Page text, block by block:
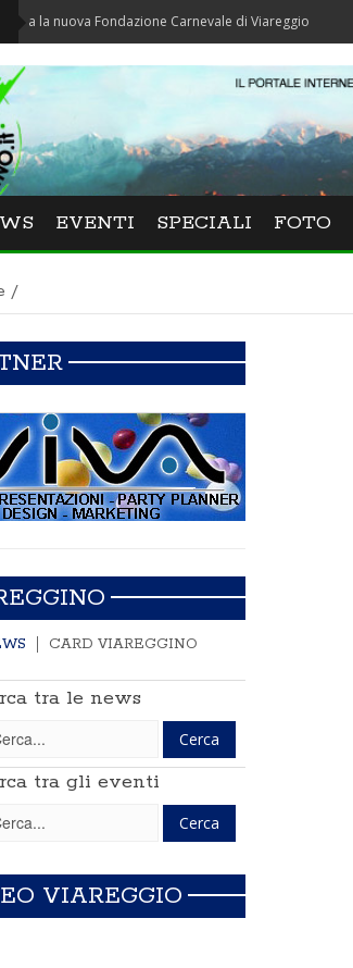
Fondazione Carnevale di Viareggio
EVENTI SPECIALI FOTO
/
CARD VIAREGGINO
tra le news
tra gli eventi
VIAREGGIO